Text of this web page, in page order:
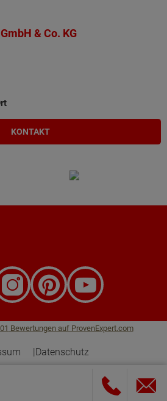
& Co. KG
KONTAKT
Bewertungen auf ProvenExpert.com
Datenschutz